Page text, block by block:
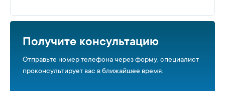
Получите консультацию
Отправьте номер телефона через форму, специалист
проконсультирует вас в ближайшее время.